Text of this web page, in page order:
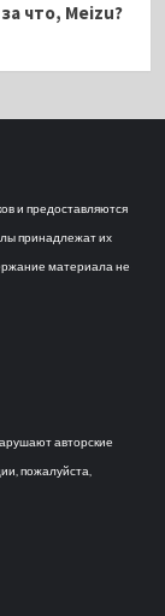
что, Meizu?
и предоставляются
принадлежат их
материала не
авторские
пожалуйста,